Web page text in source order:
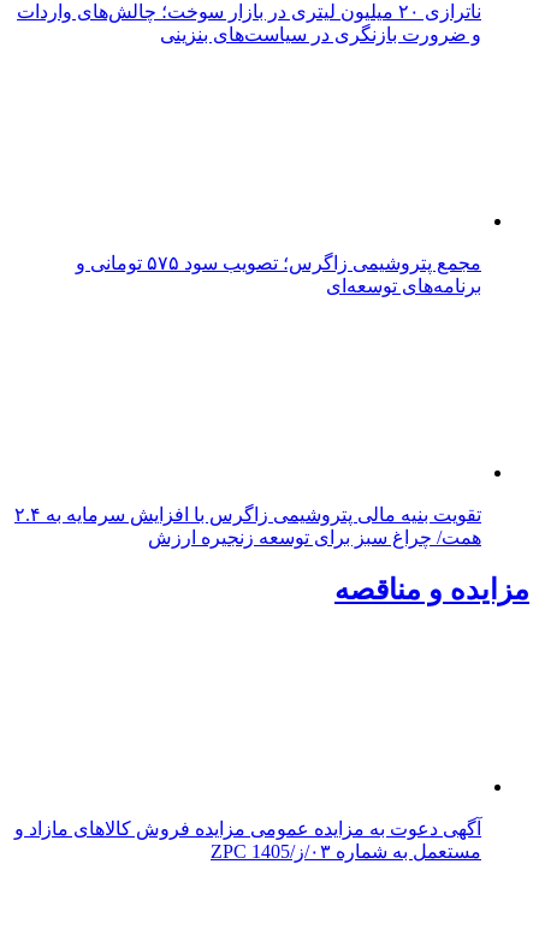
ناترازی ۲۰ میلیون لیتری در بازار سوخت؛ چالش‌های واردات
و ضرورت بازنگری در سیاست‌های بنزینی
مجمع پتروشیمی زاگرس؛ تصویب سود ۵۷۵ تومانی و
برنامه‌های توسعه‌ای
تقویت بنیه مالی پتروشیمی زاگرس با افزایش سرمایه به ۲.۴
همت/ چراغ سبز برای توسعه زنجیره ارزش
مزایده و مناقصه
آگهی دعوت به مزایده عمومی مزایده فروش کالاهای مازاد و
مستعمل به شماره ۰۳/ز/ZPC 1405